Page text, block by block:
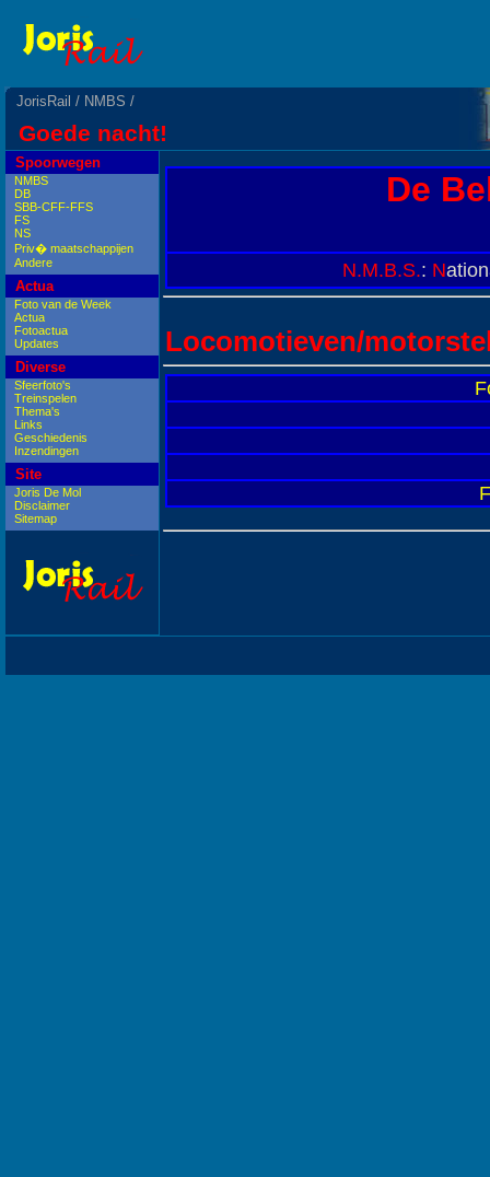
JorisRail / NMBS /
Goede nacht!
Spoorwegen
NMBS
DB
SBB-CFF-FFS
FS
NS
Priv� maatschappijen
Andere
Actua
Foto van de Week
Actua
Fotoactua
Updates
Diverse
Sfeerfoto's
Treinspelen
Thema's
Links
Geschiedenis
Inzendingen
Site
Joris De Mol
Disclaimer
Sitemap
De
N.M.B.S.: N
Locomotieven/